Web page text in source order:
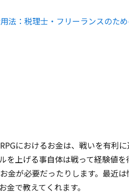
：税理士・フリーランスのた
におけるお金は、戦いを有利
を上げる事自体は戦って経験値
金が必要だったりします。最近
で教えてくれます。